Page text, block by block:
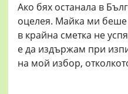
Ако бях останала в
оцелея. Майка ми
в крайна сметка не
е да издържам при
на мой избор,